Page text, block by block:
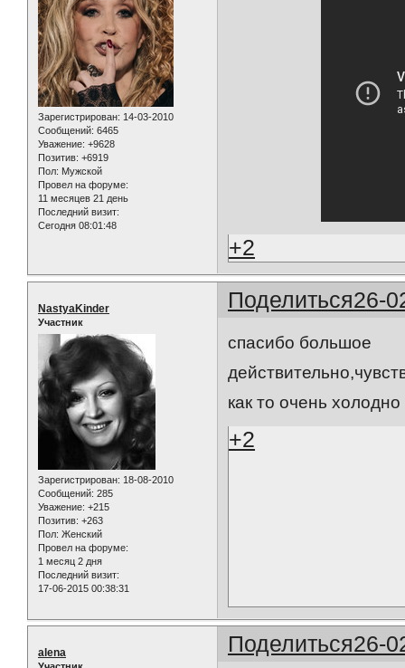
Зарегистрирован: 14-03-2010
Сообщений: 6465
Уважение: +9628
Позитив: +6919
Пол: Мужской
Провел на форуме:
11 месяцев 21 день
Последний визит:
Сегодня 08:01:48
+2
Поделиться26-
NastyaKinder
Участник
Зарегистрирован: 18-08-2010
Сообщений: 285
Уважение: +215
Позитив: +263
Пол: Женский
Провел на форуме:
1 месяц 2 дня
Последний визит:
17-06-2015 00:38:31
спасибо большое
как то очень
+2
Поделиться26-
alena